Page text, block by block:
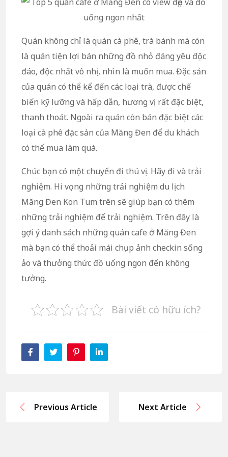
Quán không chỉ là quán cà phê, trà bánh mà còn
là quán tiện lợi bán những đồ nhỏ đáng yêu độc
đáo, độc nhất vô nhị, nhìn là muốn mua. Đặc sản
của quán có thể kể đến các loại trà, được chế
biến kỹ lưỡng và hấp dẫn, hương vị rất đặc biệt,
thanh thoát. Ngoài ra quán còn bán đặc biệt các
loại cà phê đặc sản của Măng Đen để du khách
có thể mua làm quà.
Chúc bạn có một chuyến đi thú vị. Hãy đi và trải
nghiệm. Hi vọng những trải nghiệm du lịch
Măng Đen Kon Tum trên sẽ giúp bạn có thêm
những trải nghiệm để trải nghiệm. Trên đây là
gợi ý danh sách những quán cafe ở Măng Đen
mà bạn có thể thoải mái chụp ảnh checkin sống
ảo và thưởng thức đồ uống ngon đến không
tưởng.
Bài viết có hữu ích?
Previous Article Next Article